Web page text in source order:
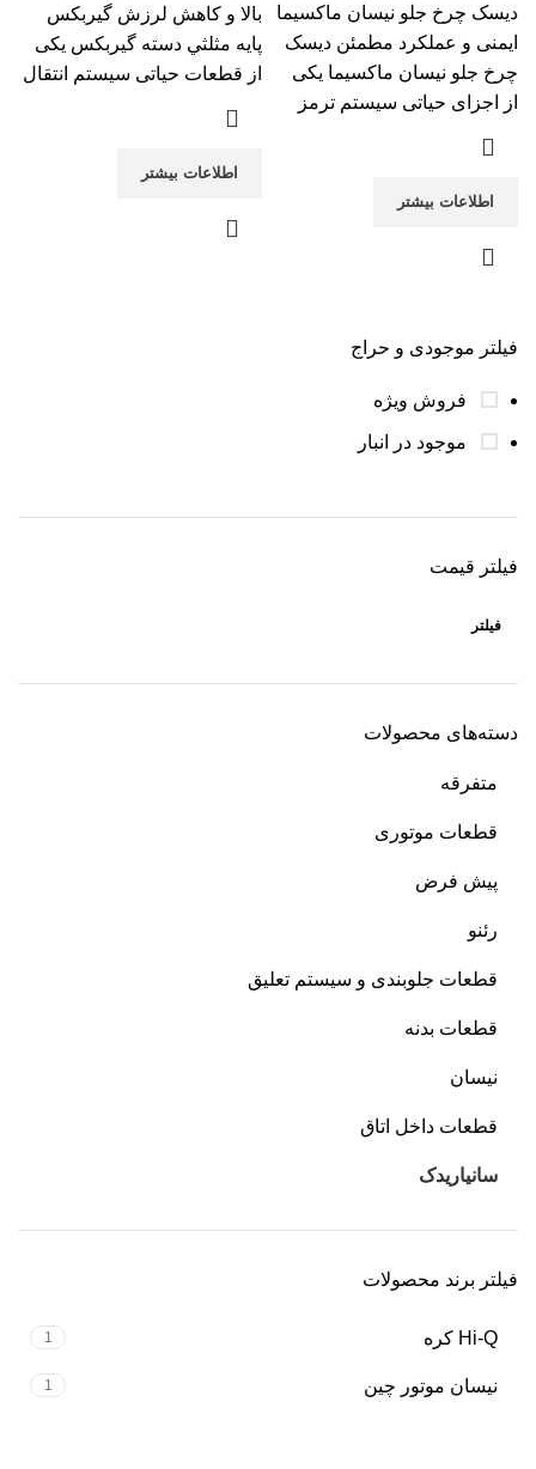
فیلتر موجودی و حراج
فروش ویژه
موجود در انبار
فیلتر قیمت
فیلتر
دسته‌های محصولات
متفرقه
قطعات موتوری
پیش فرض
رئنو
قطعات جلوبندی و سیستم تعلیق
قطعات بدنه
نیسان
قطعات داخل اتاق
سانیاریدک
فیلتر برند محصولات
Hi-Q کره 1
نیسان موتور چین 1
دیسک چرخ جلو نیسان ماکسیما
ایمنی و عملکرد مطمئن دیسک
چرخ جلو نیسان ماکسیما یکی
از اجزای حیاتی سیستم ترمز
اطلاعات بیشتر
بالا و کاهش لرزش گیربکس
پايه مثلثي دسته گيربكس یکی
از قطعات حیاتی سیستم انتقال
اطلاعات بیشتر